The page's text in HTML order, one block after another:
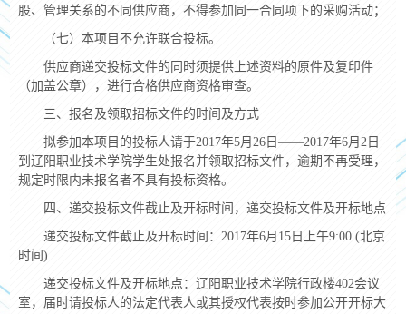
股、管理关系的不同供应商，不得参加同一合同项下的采购活动；
（七）本项目不允许联合投标。
供应商递交投标文件的同时须提供上述资料的原件及复印件
（加盖公章），进行合格供应商资格审查。
三、报名及领取招标文件的时间及方式
拟参加本项目的投标人请于2017年5月26日——2017年6月2日
到辽阳职业技术学院学生处报名并领取招标文件，逾期不再受理，
规定时限内未报名者不具有投标资格。
四、递交投标文件截止及开标时间，递交投标文件及开标地点
递交投标文件截止及开标时间：2017年6月15日上午9:00 (北京
时间)
递交投标文件及开标地点：辽阳职业技术学院行政楼402会议
室，届时请投标人的法定代表人或其授权代表按时参加公开开标大